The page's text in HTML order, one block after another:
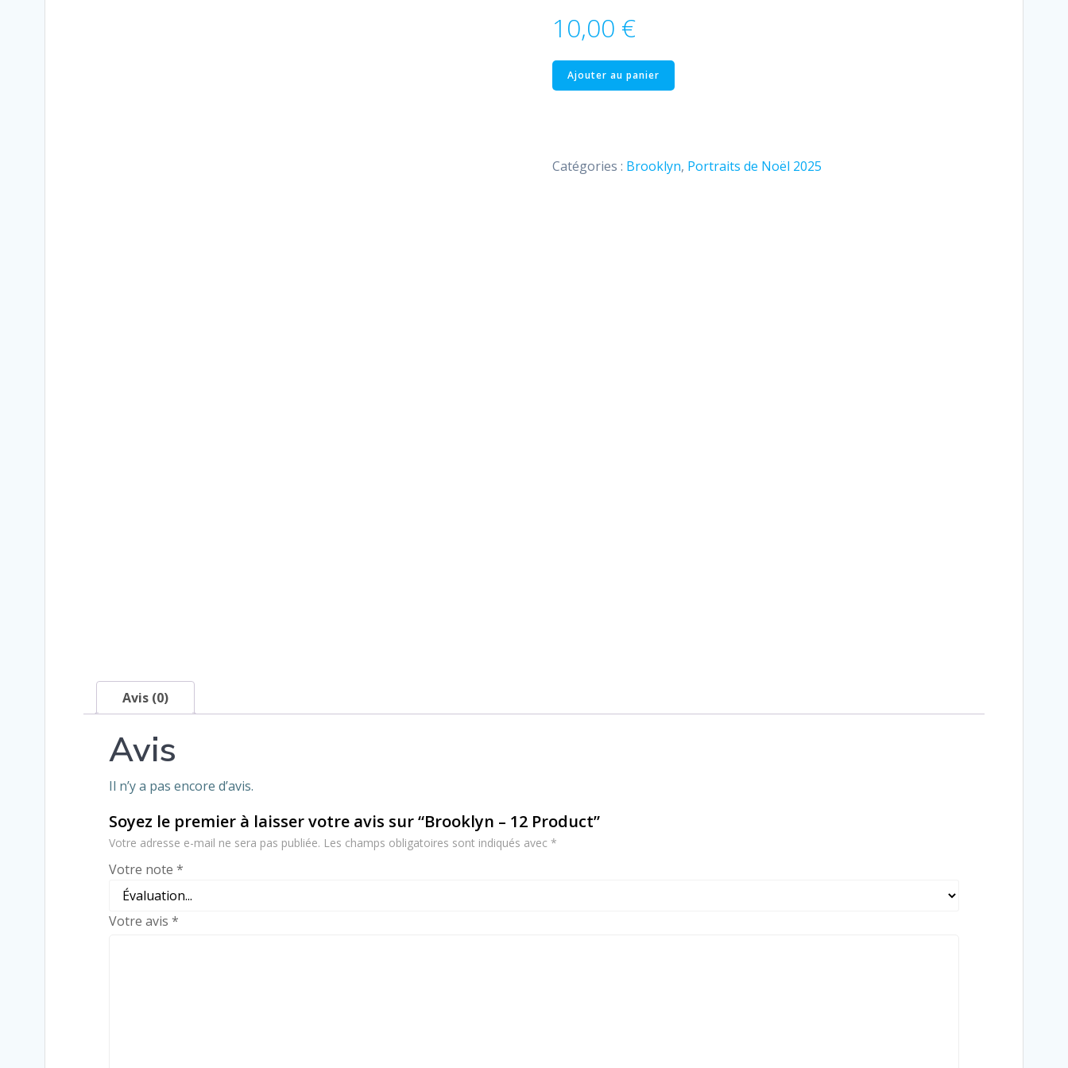
10,00 €
quantité
de
Product
Ajouter au panier
Catégories : Brooklyn, Portraits de Noël 2025
Avis (0)
Avis
Il n’y a pas encore d’avis.
Soyez le premier à laisser votre avis sur “Brooklyn – 12 Product”
Votre adresse e-mail ne sera pas publiée. Les champs obligatoires sont indiqués avec *
Votre note *
Votre avis *